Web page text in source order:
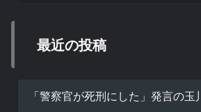
最近の投稿
「警察官が死刑にした」発言の玉